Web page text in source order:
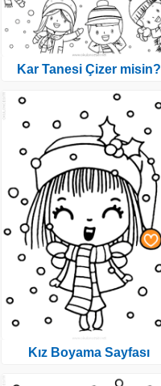
Kar Tanesi Çizer misin?
Kız Boyama Sayfası